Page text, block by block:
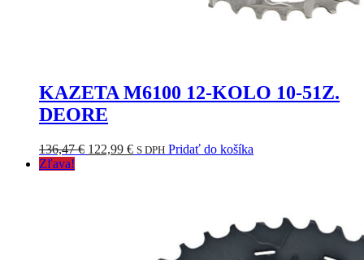
KAZETA M6100 12-KOLO 10-51Z.
DEORE
136,47€ Pôvodná
122,99 €Aktuálna
S DPH Pridať do košíka
Zľava!